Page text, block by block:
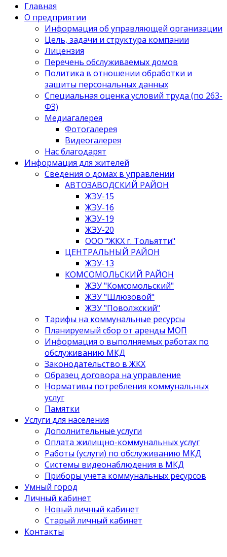
Главная
О предприятии
Информация об управляющей организации
Цель, задачи и структура компании
Лицензия
Перечень обслуживаемых домов
Политика в отношении обработки и
защиты персональных данных
Специальная оценка условий труда (по 263-
ФЗ)
Медиагалерея
Фотогалерея
Видеогалерея
Нас благодарят
Информация для жителей
Сведения о домах в управлении
АВТОЗАВОДСКИЙ РАЙОН
ЖЭУ-15
ЖЭУ-16
ЖЭУ-19
ЖЭУ-20
ООО "ЖКХ г. Тольятти"
ЦЕНТРАЛЬНЫЙ РАЙОН
ЖЭУ-13
КОМСОМОЛЬСКИЙ РАЙОН
ЖЭУ "Комсомольский"
ЖЭУ "Шлюзовой"
ЖЭУ "Поволжский"
Тарифы на коммунальные ресурсы
Планируемый сбор от аренды МОП
Информация о выполняемых работах по
обслуживанию МКД
Законодательство в ЖКХ
Образец договора на управление
Нормативы потребления коммунальных
услуг
Памятки
Услуги для населения
Дополнительные услуги
Оплата жилищно-коммунальных услуг
Работы (услуги) по обслуживанию МКД
Системы видеонаблюдения в МКД
Приборы учета коммунальных ресурсов
Умный город
Личный кабинет
Новый личный кабинет
Старый личный кабинет
Контакты